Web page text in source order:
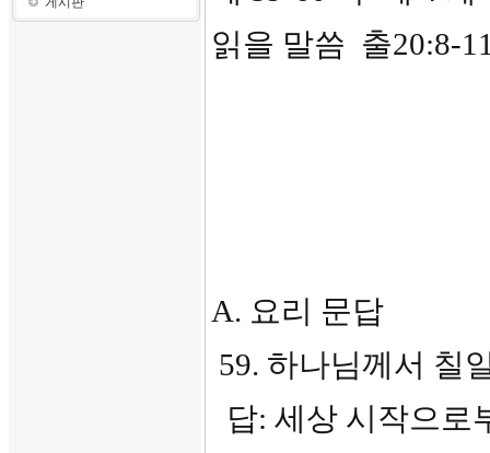
읽을 말씀 출20:8-
A. 요리 문답
59. 하나님께서 칠
답: 세상 시작으로